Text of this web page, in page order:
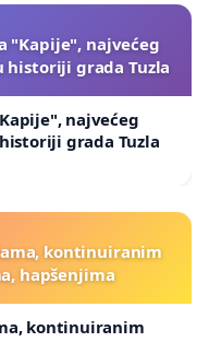
"Kapije", najvećeg
historiji grada Tuzla
najvećeg
grada Tuzla
kontinuiranim
hapšenjima
kontinuiranim